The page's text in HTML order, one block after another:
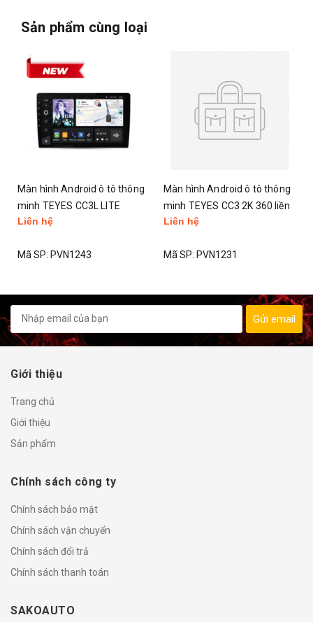
Sản phẩm cùng loại
Màn hình Android ô tô thông
minh TEYES CC3L LITE
Liên hệ
Mã SP: PVN1243
Màn hình Android ô tô thông
minh TEYES CC3 2K 360 liền
camera 360
Liên hệ
Mã SP: PVN1231
Gửi email
Giới thiệu
Trang chủ
Giới thiệu
Sản phẩm
Chính sách công ty
Chính sách bảo mật
Chính sách vận chuyển
Chính sách đổi trả
Chính sách thanh toán
SAKOAUTO